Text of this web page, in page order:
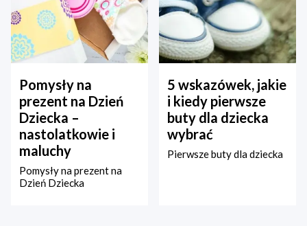
Pomysły na
prezent na Dzień
Dziecka –
nastolatkowie i
maluchy
Pomysły na prezent na
Dzień Dziecka
5 wskazówek, jakie
i kiedy pierwsze
buty dla dziecka
wybrać
Pierwsze buty dla dziecka